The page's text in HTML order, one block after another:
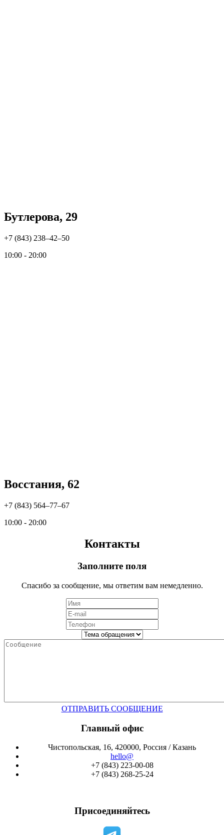
Бутлерова, 29
+7 (843) 238‒42‒50
10:00 - 20:00
Восстания, 62
+7 (843) 564‒77‒67
10:00 - 20:00
Контакты
Заполните поля
Спасибо за сообщение, мы ответим вам немедленно.
ОТПРАВИТЬ СООБЩЕНИЕ
Главный офис
Чистопольская, 16, 420000, Россия / Казань
hello@
+7 (843) 223-00-08
+7 (843) 268-25-24
Присоединяйтесь